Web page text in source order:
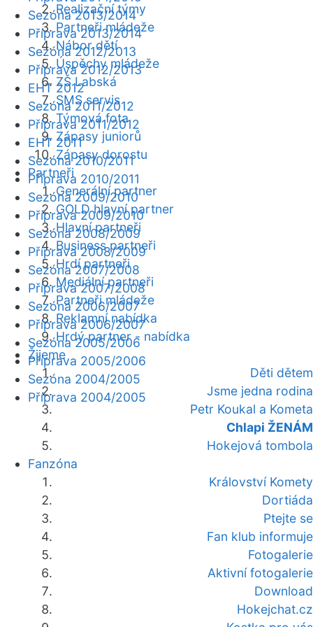
Realizační týmy
Partneři mládeže
Nábor dětí
Úspěchy mládeže
ZŠ Labská
SMS servis
Týmová fota
Zápasy juniorů
Zápasy dorostu
Partneři
Generální partner
GOLD hlavní partner
Hlavní partneři
Business partneři
Hrdí partneři
Mediální partneři
Partneři mládeže
Reklamní nabídka
Hrdý partner - nabídka
Žijeme
Děti dětem
Jsme jedna rodina
Petr Koukal a Kometa
Chlapi ŽENÁM
Hokejová tombola
Fanzóna
Království Komety
Dortiáda
Ptejte se
Fan klub informuje
Fotogalerie
Aktivní fotogalerie
Download
Hokejchat.cz
Sezóna 2013/2014
Příprava 2013/2014
Sezóna 2012/2013
Příprava 2012/2013
EHT 2012
Sezóna 2011/2012
Příprava 2011/2012
EHT 2011
Sezóna 2010/2011
Příprava 2010/2011
Sezóna 2009/2010
Příprava 2009/2010
Sezóna 2008/2009
Příprava 2008/2009
Sezóna 2007/2008
Příprava 2007/2008
Sezóna 2006/2007
Příprava 2006/2007
Sezóna 2005/2006
Příprava 2005/2006
Sezóna 2004/2005
Příprava 2004/2005